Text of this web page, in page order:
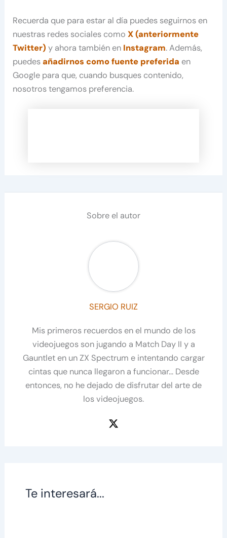
Recuerda que para estar al día puedes seguirnos en
nuestras redes sociales comoX (anteriormente
Twitter) y ahora también en Instagram. Además,
puedesañadirnos como fuente preferida en
Google para que, cuando busques contenido,
nosotros tengamos preferencia.
Sobre el autor
SERGIO RUIZ
Mis primeros recuerdos en el mundo de los
videojuegos son jugando a Match Day II y a
Gauntlet en un ZX Spectrum e intentando cargar
cintas que nunca llegaron a funcionar... Desde
entonces, no he dejado de disfrutar del arte de
los videojuegos.
Te interesará...